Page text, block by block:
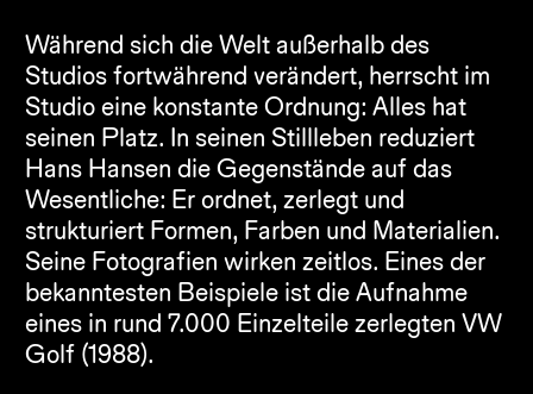
Während sich die Welt außerhalb des
Studios fortwährend verändert, herrscht im
Studio eine konstante Ordnung: Alles hat
seinen Platz. In seinen Stillleben reduziert
Hans Hansen die Gegenstände auf das
Wesentliche: Er ordnet, zerlegt und
strukturiert Formen, Farben und Materialien.
Seine Fotografien wirken zeitlos. Eines der
bekanntesten Beispiele ist die Aufnahme
eines in rund 7.000 Einzelteile zerlegten VW
Golf (1988).